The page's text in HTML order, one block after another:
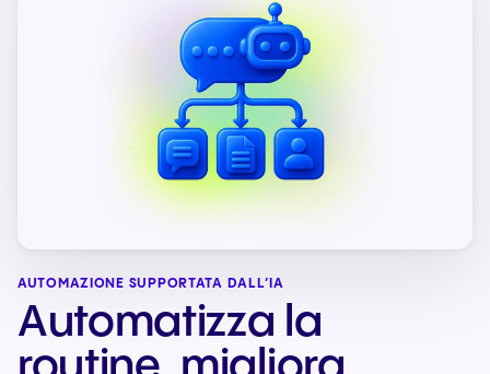
AUTOMAZIONE SUPPORTATA DALL’IA
Automatizza la